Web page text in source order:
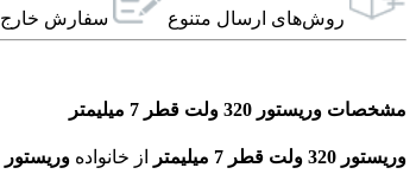
روش‌های ارسال‌ متنوع سفارش خارج
مشخصات وریستور 320 ولت قطر 7 میلیمتر
وریستور 320 ولت قطر 7 میلیمتر از خانواده وریستور